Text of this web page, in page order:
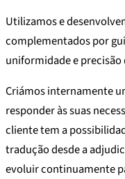
Utilizamos e
complementados por
uniformidade e precisão
Criámos internamente
responder às suas
cliente tem a
tradução desde a
evoluir continuamente